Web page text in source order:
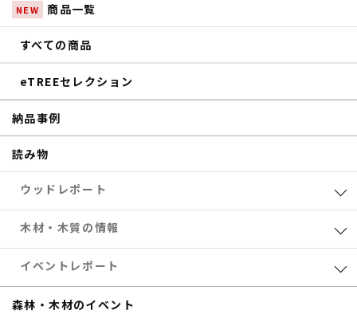
NEW 商品一覧
すべての商品
eTREEセレクション
納品事例
読み物
ウッドレポート
業界レポート
eTREEコラム
サステナブル
木材・木質の情報
森林・木材のお得情報
木材加工
イベントレポート
共催セミナー
森林・木材のイベント